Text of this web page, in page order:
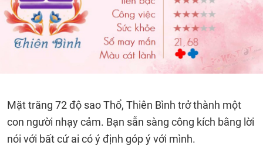
Mặt trăng 72 độ sao Thổ, Thiên Bình trở thành một
con người nhạy cảm. Bạn sẵn sàng công kích bằng lời
nói với bất cứ ai có ý định góp ý với mình.